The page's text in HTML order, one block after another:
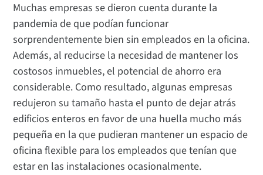
Muchas empresas se dieron cuenta durante la
pandemia de que podían funcionar
sorprendentemente bien sin empleados en la oficina.
Además, al reducirse la necesidad de mantener los
costosos inmuebles, el potencial de ahorro era
considerable. Como resultado, algunas empresas
redujeron su tamaño hasta el punto de dejar atrás
edificios enteros en favor de una huella mucho más
pequeña en la que pudieran mantener un espacio de
oficina flexible para los empleados que tenían que
estar en las instalaciones ocasionalmente.